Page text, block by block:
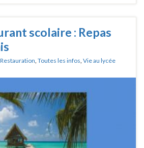
scolaire : Repas
Restauration, Toutes les infos, Vie au lycée